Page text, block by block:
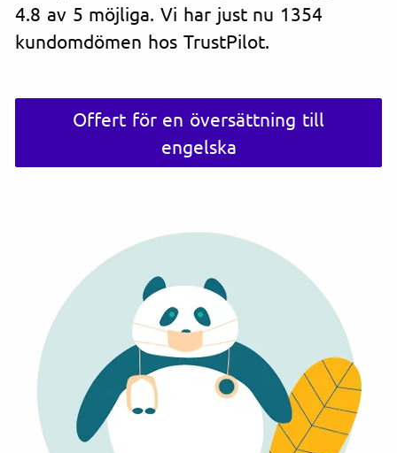
4.8 av 5 möjliga. Vi har just nu 1354
kundomdömen hos TrustPilot.
Offert för en översättning till
engelska